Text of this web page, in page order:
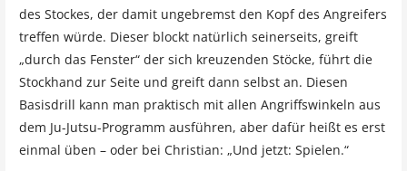
des Stockes, der damit ungebremst den Kopf des Angreifers
treffen würde. Dieser blockt natürlich seinerseits, greift
„durch das Fenster“ der sich kreuzenden Stöcke, führt die
Stockhand zur Seite und greift dann selbst an. Diesen
Basisdrill kann man praktisch mit allen Angriffswinkeln aus
dem Ju-Jutsu-Programm ausführen, aber dafür heißt es erst
einmal üben – oder bei Christian: „Und jetzt: Spielen.“